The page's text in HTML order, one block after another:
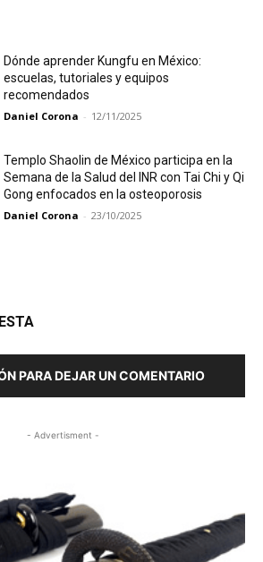
Dónde aprender Kungfu en México:
escuelas, tutoriales y equipos
recomendados
Daniel Corona - 12/11/2025
Templo Shaolin de México participa en la
Semana de la Salud del INR con Tai Chi y Qi
Gong enfocados en la osteoporosis
Daniel Corona - 23/10/2025
PARA DEJAR UN COMENTARIO
- Advertisment -